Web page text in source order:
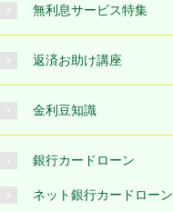
無利息サービス特集
返済お助け講座
金利豆知識
銀行カードローン
ネット銀行カードローン